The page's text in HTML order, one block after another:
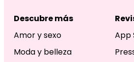
Descubre más
Amor y sexo
Moda y belleza
App